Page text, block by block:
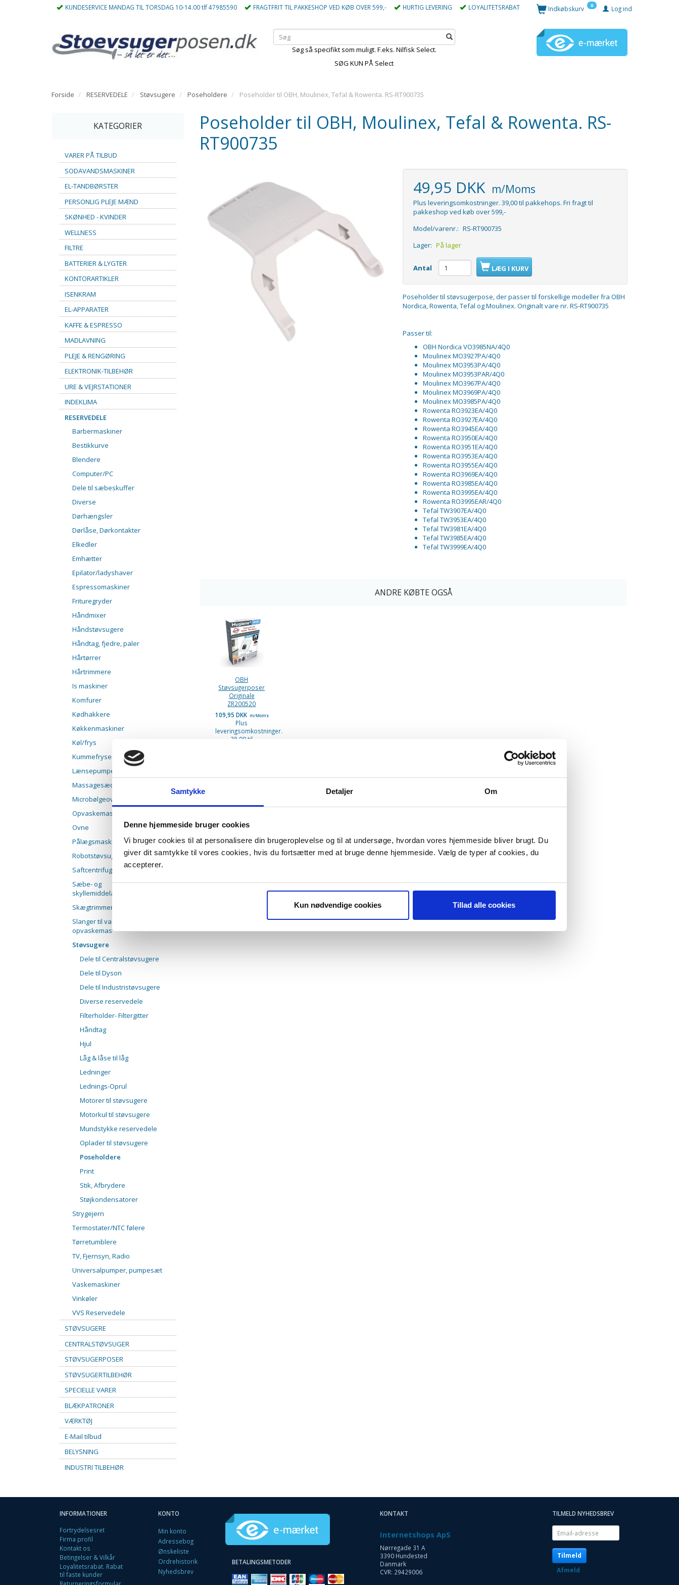
Samtykke Detaljer Om
Denne hjemmeside bruger cookies
Vi bruger cookies til at personalisere din brugeroplevelse og til at undersøge, hvordan vores hjemmeside bliver brugt. Du
giver dit samtykke til vores cookies, hvis du fortsætter med at bruge denne hjemmeside. Vælg de typer af cookies, du
accepterer.
Kun nødvendige cookies Tillad alle cookies
KUNDESERVICE MANDAG TIL TORSDAG 10-14.00 tlf 47985590 FRAGTFRIT TIL PAKKESHOP VED KØB OVER 599,- HURTIG LEVERING LOYALITETSRABAT Log ind
Indkøbskurv 0
Søg så specifikt som muligt. F.eks. Nilfisk Select.
SØG KUN PÅ Select
Forside RESERVEDELE Støvsugere Poseholdere Poseholder til OBH, Moulinex, Tefal & Rowenta. RS-RT900735
KATEGORIER
VARER PÅ TILBUD
SODAVANDSMASKINER
EL-TANDBØRSTER
PERSONLIG PLEJE MÆND
SKØNHED - KVINDER
WELLNESS
FILTRE
BATTERIER & LYGTER
KONTORARTIKLER
ISENKRAM
EL-APPARATER
KAFFE & ESPRESSO
MADLAVNING
PLEJE & RENGØRING
ELEKTRONIK-TILBEHØR
URE & VEJRSTATIONER
INDEKLIMA
RESERVEDELE
Barbermaskiner
Bestikkurve
Blendere
Computer/PC
Dele til sæbeskuffer
Diverse
Dørhængsler
Dørlåse, Dørkontakter
Elkedler
Emhætter
Epilator/ladyshaver
Espressomaskiner
Frituregryder
Håndmixer
Håndstøvsugere
Håndtag, fjedre, paler
Hårtørrer
Hårtrimmere
Is maskiner
Komfurer
Kødhakkere
Køkkenmaskiner
Køl/frys
Kummefrysere
Massagesæde
Microbølgeovne
Opvaskemaskiner
Ovne
Pålægsmaskiner
Robotstøvsugere
Saftcentrifuger
Sæbe- og
skyllemiddelautomater
Skægtrimmere
Slanger til vaske- og
opvaskemas
Støvsugere
Dele til Centralstøvsugere
Dele til Dyson
Dele til Industristøvsugere
Diverse reservedele
Filterholder- Filtergitter
Håndtag
Hjul
Låg & låse til låg
Ledninger
Lednings-Oprul
Motorer til støvsugere
Motorkul til støvsugere
Mundstykke reservedele
Oplader til støvsugere
Poseholdere
Print
Stik, Afbrydere
Støjkondensatorer
Strygejern
Termostater/NTC følere
Tørretumblere
TV, Fjernsyn, Radio
Universalpumper, pumpesæt
Vaskemaskiner
Vinkøler
VVS Reservedele
STØVSUGERE
CENTRALSTØVSUGER
STØVSUGERPOSER
STØVSUGERTILBEHØR
SPECIELLE VARER
BLÆKPATRONER
VÆRKTØJ
E-Mail tilbud
BELYSNING
INDUSTRI TILBEHØR
Poseholder til OBH, Moulinex, Tefal & Rowenta. RS-
RT900735
49,95 DKK m/Moms
Plus leveringsomkostninger. 39,00 til pakkehops. Fri fragt til
pakkeshop ved køb over 599,-
Model/varenr.: RS-RT900735
Lager: På lager
Antal LÆG I KURV
Poseholder til støvsugerpose, der passer til forskellige modeller fra OBH
Nordica, Rowenta, Tefal og Moulinex. Originalt vare nr. RS-RT900735
Passer til:
OBH Nordica VO3985NA/4Q0
Moulinex MO3927PA/4Q0
Moulinex MO3953PA/4Q0
Moulinex MO3953PAR/4Q0
Moulinex MO3967PA/4Q0
Moulinex MO3969PA/4Q0
Moulinex MO3985PA/4Q0
Rowenta RO3923EA/4Q0
Rowenta RO3927EA/4Q0
Rowenta RO3945EA/4Q0
Rowenta RO3950EA/4Q0
Rowenta RO3951EA/4Q0
Rowenta RO3953EA/4Q0
Rowenta RO3955EA/4Q0
Rowenta RO3969EA/4Q0
Rowenta RO3985EA/4Q0
Rowenta RO3995EA/4Q0
Rowenta RO3995EAR/4Q0
Tefal TW3907EA/4Q0
Tefal TW3953EA/4Q0
Tefal TW3981EA/4Q0
Tefal TW3985EA/4Q0
Tefal TW3999EA/4Q0
ANDRE KØBTE OGSÅ
OBH
Støvsugerposer
Originale
ZR200520
109,95 DKK m/Moms
Plus
leveringsomkostninger.
39,00 til
INFORMATIONER
Fortrydelsesret
Firma profil
Kontakt os
Betingelser & Vilkår
Loyalitetsrabat. Rabat
til faste kunder
KONTO
Min konto
Adressebog
Ønskeliste
Ordrehistorik
Nyhedsbrev
BETALINGSMETODER
KONTAKT
Internetshops ApS
Nørregade 31 A
3390 Hundested
Danmark
CVR: 29429006
TILMELD NYHEDSBREV
Email-
adresse
Tilmeld
Afmeld